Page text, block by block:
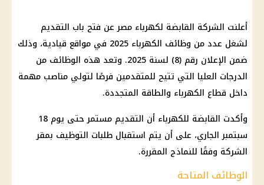
أعلنت الشركة القابضة لكهرباء مصر عن فتح باب التقديم
لشغل عدد من وظائف الكهرباء
2025 في مواقع قيادية، وذلك
ضمن الإعلان رقم (8) لسنة 2025. وتعد هذه
الوظائف من
الدرجات العليا التي تتيح للمتقدمين فرصًا لتولي مناصب مهمة
داخل قطاع الكهرباء والطاقة المتجددة.
وأكدت القابضة للكهرباء أن التقديم مستمر حتى يوم 18
سبتمبر الجاري، على أن يتم استقبال طلبات التوظيف بمقر
الشركة وفقًا للنماذج المقررة.
الوظائف المتاحة